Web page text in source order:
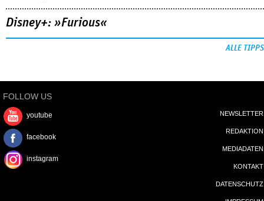
Disney+: »Furious«
ALLE TIPPS
FOLLOW US
youtube
facebook
instagram
NEWSLETTER
REDAKTION
MEDIADATEN
KONTAKT
DATENSCHUTZ